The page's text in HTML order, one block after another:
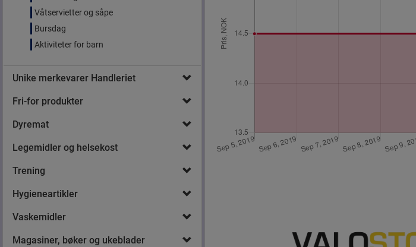
Våtservietter og såpe
Bursdag
Aktiviteter for barn
Unike merkevarer Handleriet
Fri-for produkter
Dyremat
Legemidler og helsekost
Trening
Hygieneartikler
Vaskemidler
Magasiner, bøker og ukeblader